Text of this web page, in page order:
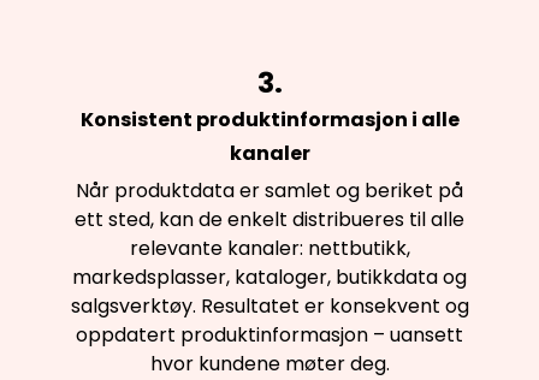
3.
Konsistent produktinformasjon i alle
kanaler
Når produktdata er samlet og beriket på
ett sted, kan de enkelt distribueres til alle
relevante kanaler: nettbutikk,
markedsplasser, kataloger, butikkdata og
salgsverktøy. Resultatet er konsekvent og
oppdatert produktinformasjon – uansett
hvor kundene møter deg.